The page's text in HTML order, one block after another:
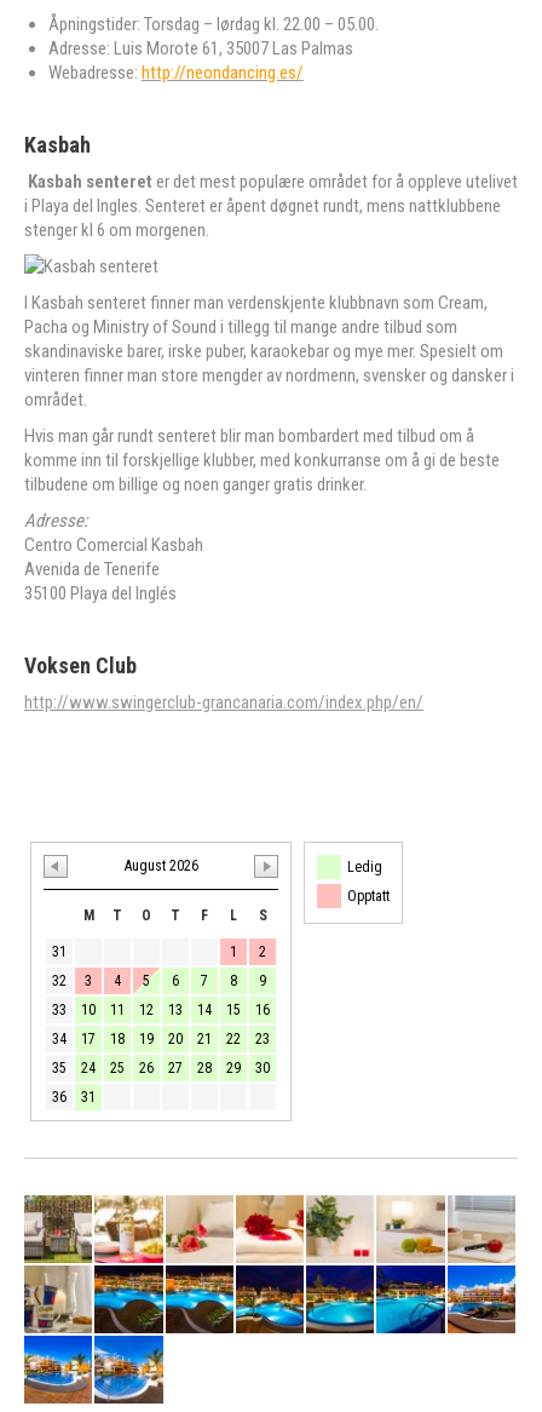
Åpningstider: Torsdag – lørdag kl. 22.00 – 05.00.
Adresse: Luis Morote 61, 35007 Las Palmas
Webadresse: http://neondancing.es/
Kasbah
Kasbah senteret er det mest populære området for å oppleve utelivet
i Playa del Ingles. Senteret er åpent døgnet rundt, mens nattklubbene
stenger kl 6 om morgenen.
I Kasbah senteret finner man verdenskjente klubbnavn som Cream,
Pacha og Ministry of Sound i tillegg til mange andre tilbud som
skandinaviske barer, irske puber, karaokebar og mye mer. Spesielt om
vinteren finner man store mengder av nordmenn, svensker og dansker i
området.
Hvis man går rundt senteret blir man bombardert med tilbud om å
komme inn til forskjellige klubber, med konkurranse om å gi de beste
tilbudene om billige og noen ganger gratis drinker.
Adresse:
Centro Comercial Kasbah
Avenida de Tenerife
35100 Playa del Inglés
Voksen Club
http://www.swingerclub-grancanaria.com/index.php/en/
August 2026
M T O T F L S
31 1
2
32
3 4 5 6 7 8
9
33
10 11 12 13 14 15
16
34
17 18 19 20 21 22
23
35
24 25 26 27 28 29
30
36
31
Ledig
Opptatt